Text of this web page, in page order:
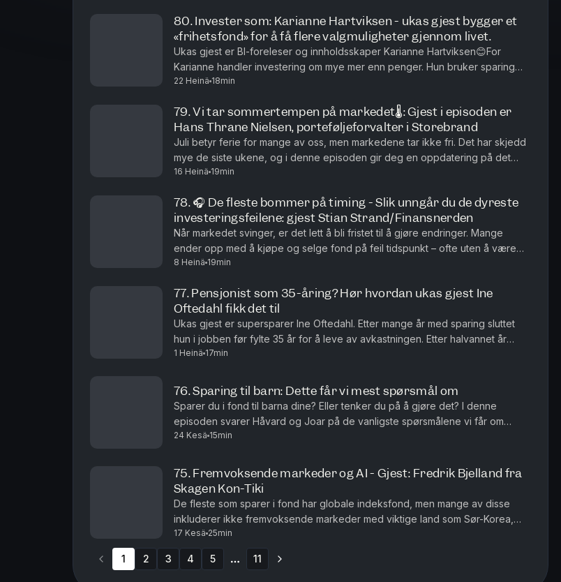
80. Invester som: Karianne Hartviksen - ukas gjest bygger et
«frihetsfond» for å få flere valgmuligheter gjennom livet.
Ukas gjest er BI-foreleser og innholdsskaper Karianne Hartviksen😊For
Karianne handler investering om mye mer enn penger. Hun bruker sparing
som et verktøy for å skape flere valgmuligheter – enten drø...
22 Heinä 18min
79. Vi tar sommertempen på markedet🌡️: Gjest i episoden er
Hans Thrane Nielsen, porteføljeforvalter i Storebrand
Juli betyr ferie for mange av oss, men markedene tar ikke fri. Det har skjedd
mye de siste ukene, og i denne episoden gir deg en oppdatering på det
viktigste.🎧 Gjesten i podcasten er Hans Thrane Niel...
16 Heinä 19min
78. 🎧 De fleste bommer på timing - Slik unngår du de dyreste
investeringsfeilene: gjest Stian Strand/Finansnerden
Når markedet svinger, er det lett å bli fristet til å gjøre endringer. Mange
ender opp med å kjøpe og selge fond på feil tidspunkt – ofte uten å være
klar over det. I denne episoden har Joar besøk av ...
8 Heinä 19min
77. Pensjonist som 35-åring? Hør hvordan ukas gjest Ine
Oftedahl fikk det til
Ukas gjest er supersparer Ine Oftedahl. Etter mange år med sparing sluttet
hun i jobben før fylte 35 år for å leve av avkastningen. Etter halvannet år
valgte hun likevel å begynne å jobbe igjen. For I...
1 Heinä 17min
76. Sparing til barn: Dette får vi mest spørsmål om
Sparer du i fond til barna dine? Eller tenker du på å gjøre det? I denne
episoden svarer Håvard og Joar på de vanligste spørsmålene vi får om
barnesparing.Episoden gir deg:✅ Konkrete eksempler på hva ...
24 Kesä 15min
75. Fremvoksende markeder og AI - Gjest: Fredrik Bjelland fra
Skagen Kon-Tiki
De fleste som sparer i fond har globale indeksfond, men mange av disse
inkluderer ikke fremvoksende markeder med viktige land som Sør-Korea,
Kina og Taiwan. Dette er land som spiller en stadig større ...
17 Kesä 25min
1 2 3 4 5 11